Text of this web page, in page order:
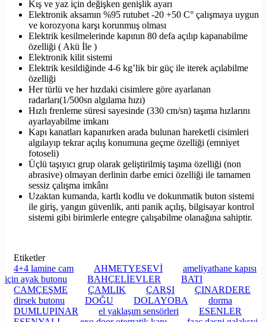
Kış ve yaz için değişken genişlik ayarı
Elektronik aksamın %95 rutubet -20 +50 C° çalışmaya uygun
ve korozyona karşı korunmuş olması
Elektrik kesilmelerinde kapının 80 defa açılıp kapanabilme
özelliği ( Akü İle )
Elektronik kilit sistemi
Elektrik kesildiğinde 4-6 kg’lik bir güç ile iterek açılabilme
özelliği
Her türlü ve her hızdaki cisimlere göre ayarlanan
radarları(1/500sn algılama hızı)
Hızlı frenleme süresi sayesinde (330 cm/sn) taşıma hızlarını
ayarlayabilme imkanı
Kapı kanatları kapanırken arada bulunan hareketli cisimleri
algılayıp tekrar açılış konumuna geçme özelliği (emniyet
fotoseli)
Üçlü taşıyıcı grup olarak geliştirilmiş taşıma özelliği (non
abrasive) olmayan derlinin darbe emici özelliği ile tamamen
sessiz çalışma imkânı
Uzaktan kumanda, kartlı kodlu ve dokunmatik buton sistemi
ile giriş, yangın güvenlik, anti panik açılış, bilgisayar kontrol
sistemi gibi birimlerle entegre çalışabilme olanağına sahiptir.
Etiketler
4+4 lamine cam
AHMETYESEVİ
ameliyathane kapısı
için ayak butonu
BAHÇELİEVLER
BATI
CAMÇEŞME
ÇAMLIK ÇARŞI
ÇINARDERE
dirsek butonu
DOĞU DOLAYOBA
dorma
DUMLUPINAR
el yaklaşım sensörleri
ESENLER